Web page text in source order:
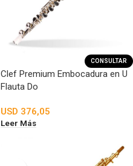
CONSULTAR
Clef Premium Embocadura en U
Flauta Do
USD 376,05
Leer Más